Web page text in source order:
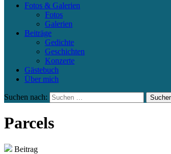
Fotos & Galerien
Fotos
Galerien
Beiträge
Gedichte
Geschichten
Konzerte
Gästebuch
Über mich
Suchen nach:
Parcels
Beitrag